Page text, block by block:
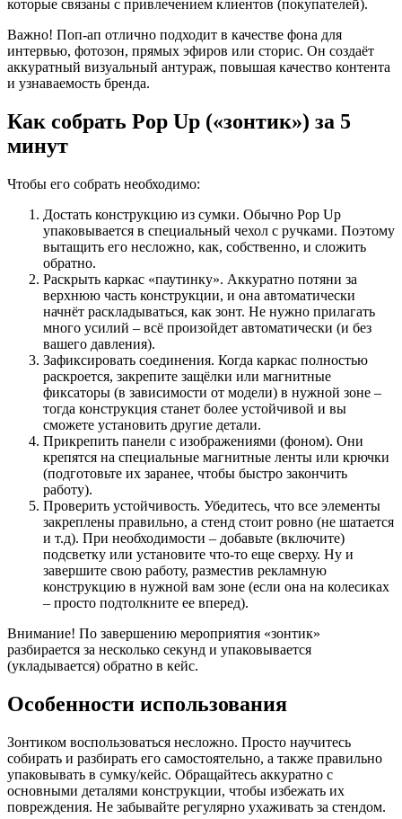
которые связаны с привлечением клиентов (покупателей).
Важно! Поп-ап отлично подходит в качестве фона для
интервью, фотозон, прямых эфиров или сторис. Он создаёт
аккуратный визуальный антураж, повышая качество контента
и узнаваемость бренда.
Как собрать Pop Up («зонтик») за 5
минут
Чтобы его собрать необходимо:
Достать конструкцию из сумки. Обычно Pop Up
упаковывается в специальный чехол с ручками. Поэтому
вытащить его несложно, как, собственно, и сложить
обратно.
Раскрыть каркас «паутинку». Аккуратно потяни за
верхнюю часть конструкции, и она автоматически
начнёт раскладываться, как зонт. Не нужно прилагать
много усилий – всё произойдет автоматически (и без
вашего давления).
Зафиксировать соединения. Когда каркас полностью
раскроется, закрепите защёлки или магнитные
фиксаторы (в зависимости от модели) в нужной зоне –
тогда конструкция станет более устойчивой и вы
сможете установить другие детали.
Прикрепить панели с изображениями (фоном). Они
крепятся на специальные магнитные ленты или крючки
(подготовьте их заранее, чтобы быстро закончить
работу).
Проверить устойчивость. Убедитесь, что все элементы
закреплены правильно, а стенд стоит ровно (не шатается
и т.д). При необходимости – добавьте (включите)
подсветку или установите что-то еще сверху. Ну и
завершите свою работу, разместив рекламную
конструкцию в нужной вам зоне (если она на колесиках
– просто подтолкните ее вперед).
Внимание! По завершению мероприятия «зонтик»
разбирается за несколько секунд и упаковывается
(укладывается) обратно в кейс.
Особенности использования
Зонтиком воспользоваться несложно. Просто научитесь
собирать и разбирать его самостоятельно, а также правильно
упаковывать в сумку/кейс. Обращайтесь аккуратно с
основными деталями конструкции, чтобы избежать их
повреждения. Не забывайте регулярно ухаживать за стендом.